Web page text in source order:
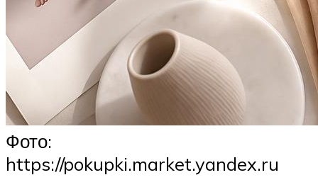
Фото:
https://pokupki.market.yandex.ru